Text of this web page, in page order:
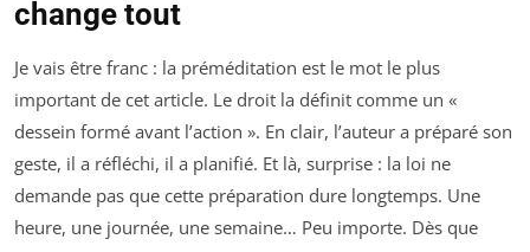
change tout
Je vais être franc : la préméditation est le mot le plus
important de cet article. Le droit la définit comme un «
dessein formé avant l’action ». En clair, l’auteur a préparé son
geste, il a réfléchi, il a planifié. Et là, surprise : la loi ne
demande pas que cette préparation dure longtemps. Une
heure, une journée, une semaine… Peu importe. Dès que